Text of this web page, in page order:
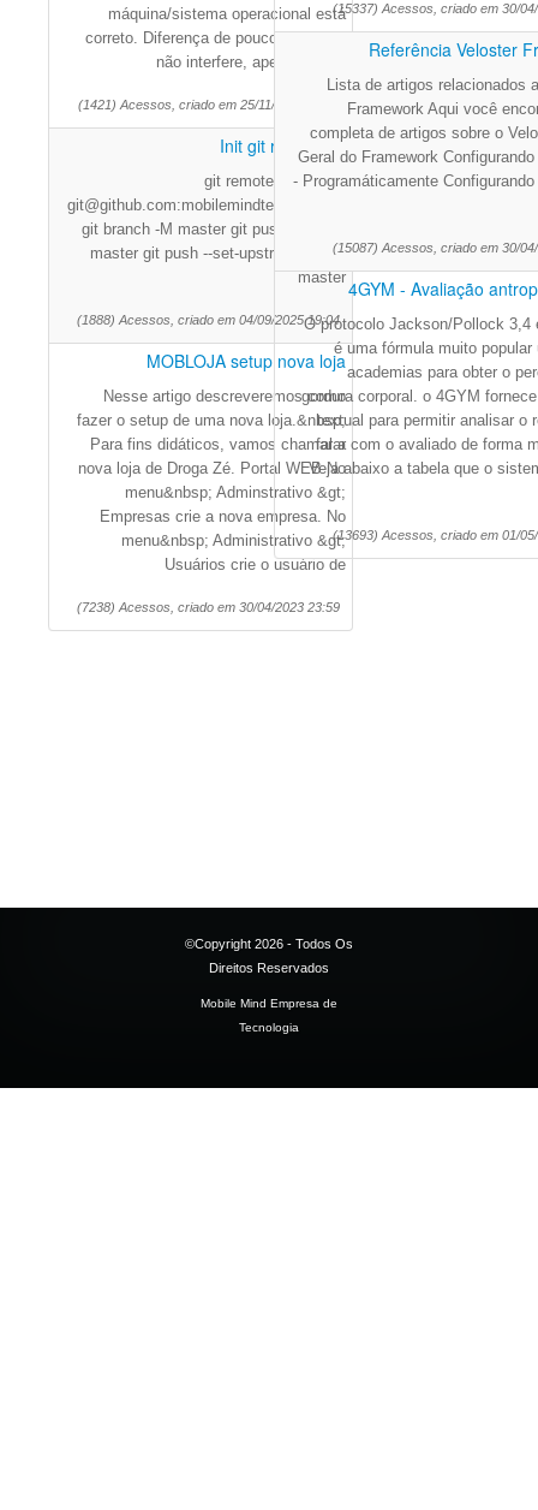
máquina/sistema operacional está
correto. Diferença de poucos minutos
não interfere, apenas difere
(1421) Acessos, criado em 25/11/2025 18:50
Init git repository
git remote add origin
git@github.com:mobilemindtec/flutils.git
git branch -M master git push -u origin
master git push --set-upstream origin
master
(1888) Acessos, criado em 04/09/2025 19:04
MOBLOJA setup nova loja
Nesse artigo descreveremos como
fazer o setup de uma nova loja.&nbsp;
Para fins didáticos, vamos chamar a
nova loja de Droga Zé. Portal WEB No
menu&nbsp; Adminstrativo &gt;
Empresas crie a nova empresa. No
menu&nbsp; Administrativo &gt;
Usuários crie o usuário de
(7238) Acessos, criado em 30/04/2023 23:59
(15337) Acessos, criado em 30/
Referência Veloster
Lista de artigos relacionados
Framework Aqui você
completa de artigos sobre o
Geral do Framework
- Programáticamente
(15087) Acessos, criado em 30/
4GYM - Avaliação
O protocolo Jackson/Pollock 3,4
é uma fórmula muito popular
academias para obter o
gordura corporal. o 4GYM
textual para permitir analisar o
falar com o avaliado de forma
Veja abaixo a tabela que o
(13693) Acessos, criado em 01/
©Copyright 2026 - Todos Os
Direitos Reservados
Mobile Mind Empresa de
Tecnologia